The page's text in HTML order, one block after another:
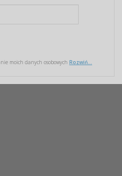
moich danych osobowych Rozwiń...